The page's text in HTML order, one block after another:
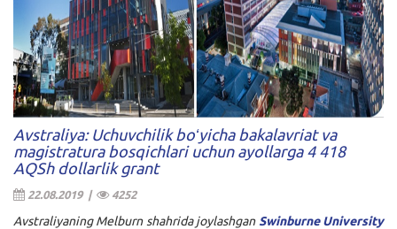
Avstraliya: Uchuvchilik boʻyicha bakalavriat va
magistratura bosqichlari uchun ayollarga 4 418
AQSh dollarlik grant
22.08.2019 | 4252
Avstraliyaning Melburn shahrida joylashgan Swinburne University